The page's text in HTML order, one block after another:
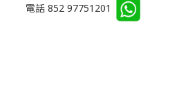
電話 852 97751201